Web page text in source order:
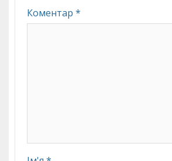
Коментар *